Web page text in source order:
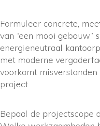
Formuleer concrete,
van “een mooi gebouw”
energieneutraal
met moderne
voorkomt
project.
Bepaal de projectscope